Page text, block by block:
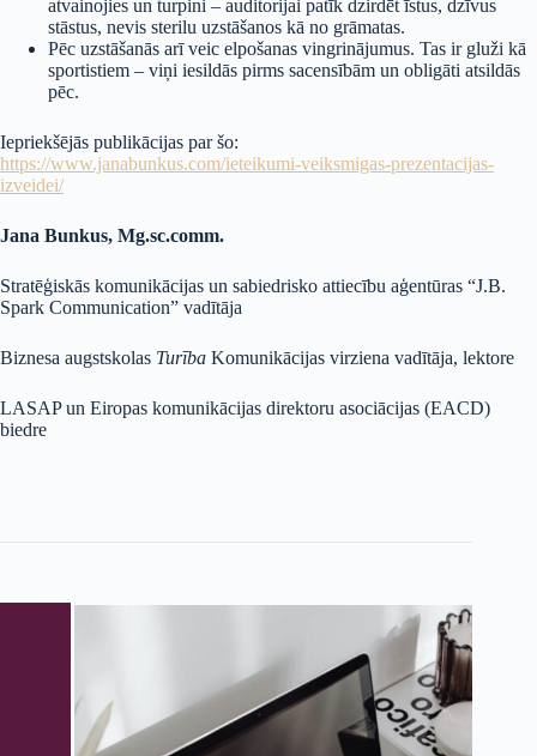
atvainojies un turpini – auditorijai patīk dzirdēt īstus, dzīvus
stāstus, nevis sterilu uzstāšanos kā no grāmatas.
Pēc uzstāšanās arī veic elpošanas vingrinājumus. Tas ir gluži kā
sportistiem – viņi iesildās pirms sacensībām un obligāti atsildās
pēc.
Iepriekšējās publikācijas par šo:
https://www.janabunkus.com/ieteikumi-veiksmigas-prezentacijas-
izveidei/
Jana Bunkus, Mg.sc.comm.
Stratēģiskās komunikācijas un sabiedrisko attiecību aģentūras “J.B.
Spark Communication” vadītāja
Biznesa augstskolas Turība Komunikācijas virziena vadītāja, lektore
LASAP un Eiropas komunikācijas direktoru asociācijas (EACD)
biedre